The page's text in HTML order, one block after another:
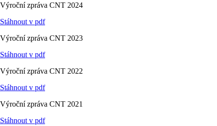
Výroční zpráva CNT 2024
Stáhnout v pdf
Výroční zpráva CNT 2023
Stáhnout v pdf
Výroční zpráva CNT 2022
Stáhnout v pdf
Výroční zpráva CNT 2021
Stáhnout v pdf